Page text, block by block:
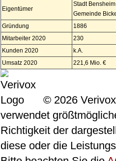
Eigentümer
Stadt
Gemeinde
Gründung
1886
Mitarbeiter 2020
230
Kunden 2020
k.A.
Umsatz 2020
221,6 Mio. €
© 2026
verwendet
Richtigkeit der
diese oder die